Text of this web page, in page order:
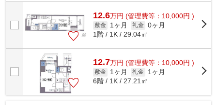
ので、都会に居ながらも自然を感...
12.6万円 (管理費等：10,000円 )
敷金 1ヶ月 礼金 0ヶ月
1階 / 1K / 29.04㎡
12.7万円 (管理費等：10,000円 )
敷金 1ヶ月 礼金
1ヶ月
6階 / 1K / 27.21㎡